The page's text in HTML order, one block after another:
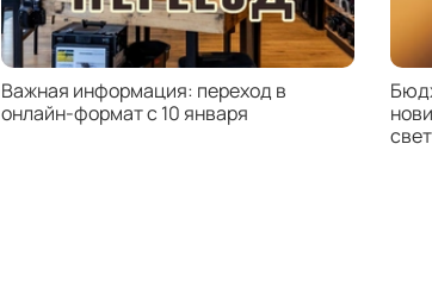
TG‑1
Важная информация: переход в
онлайн-формат с 10 января